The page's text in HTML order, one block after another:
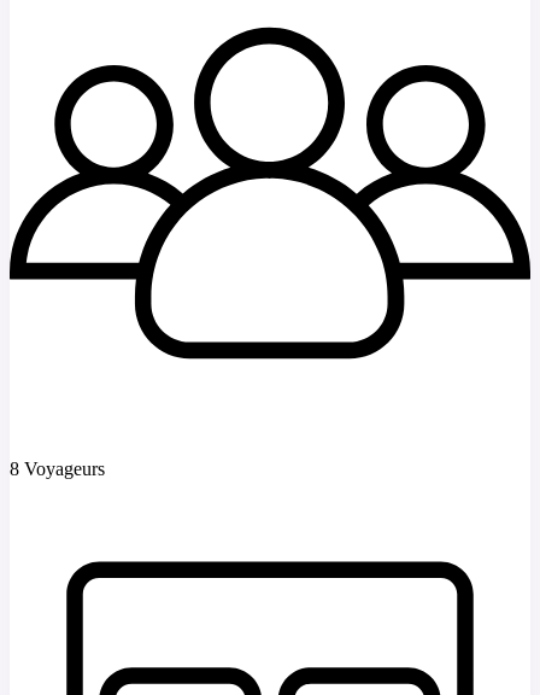
8 Voyageurs